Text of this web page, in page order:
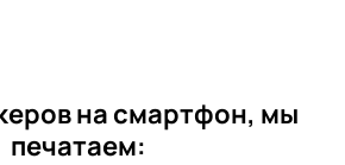
на смартфон, мы
печатаем: